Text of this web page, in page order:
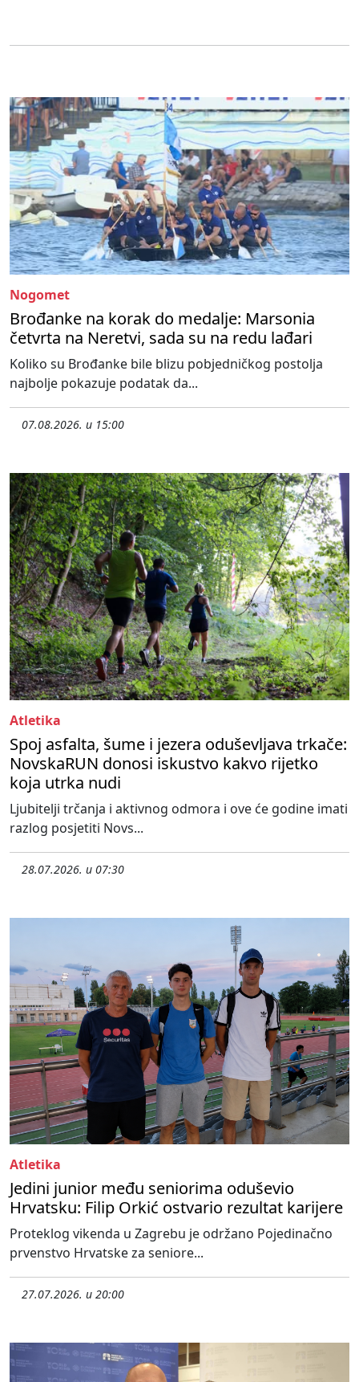
Nogomet
Brođanke na korak do medalje: Marsonia
četvrta na Neretvi, sada su na redu lađari
Koliko su Brođanke bile blizu pobjedničkog postolja
najbolje pokazuje podatak da...
07.08.2026. u 15:00
Atletika
Spoj asfalta, šume i jezera oduševljava trkače:
NovskaRUN donosi iskustvo kakvo rijetko
koja utrka nudi
Ljubitelji trčanja i aktivnog odmora i ove će godine imati
razlog posjetiti Novs...
28.07.2026. u 07:30
Atletika
Jedini junior među seniorima oduševio
Hrvatsku: Filip Orkić ostvario rezultat karijere
Proteklog vikenda u Zagrebu je održano Pojedinačno
prvenstvo Hrvatske za seniore...
27.07.2026. u 20:00